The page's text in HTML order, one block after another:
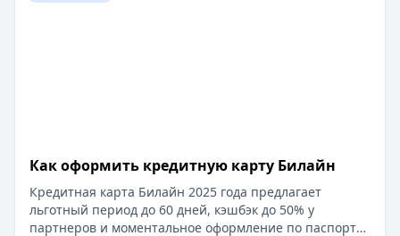
​Как оформить кредитную карту Билайн
Кредитная карта Билайн 2025 года предлагает
льготный период до 60 дней, кэшбэк до 50% у
партнеров и моментальное оформление по паспорту.